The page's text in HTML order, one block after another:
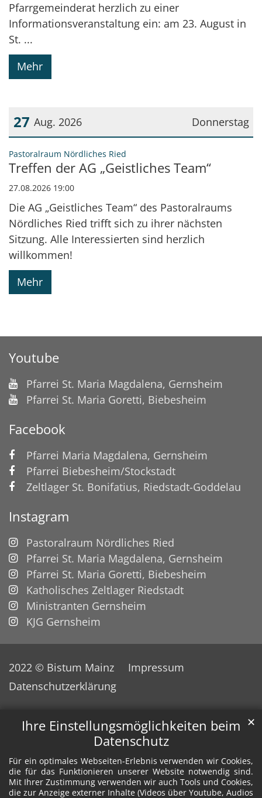
Ihre Einstellungsmöglichkeiten beim
Datenschutz
Für ein optimales Webseiten-Erlebnis verwenden wir Cookies,
die für das Funktionieren unserer Website notwendig sind.
Mit Ihrer Zustimmung verwenden wir auch Tools und Cookies,
die zur Anzeige externer Inhalte (Videos über Youtube, Audios
✕
Pfarrgemeinderat herzlich zu einer
Informationsveranstaltung ein: am 23. August in
St. ...
Mehr
Donnerstag
27 Aug. 2026
Datum: 27. August 2026
Pastoralraum Nördliches Ried
Treffen der AG „Geistliches Team“
27.08.2026 19:00
Die AG „Geistliches Team“ des Pastoralraums
Nördliches Ried trifft sich zu ihrer nächsten
Sitzung. Alle Interessierten sind herzlich
willkommen!
Mehr
Youtube
Pfarrei St. Maria Magdalena, Gernsheim
Pfarrei St. Maria Goretti, Biebesheim
Facebook
Pfarrei Maria Magdalena, Gernsheim
Pfarrei Biebesheim/Stockstadt
Zeltlager St. Bonifatius, Riedstadt-Goddelau
Instagram
Pastoralraum Nördliches Ried
Pfarrei St. Maria Magdalena, Gernsheim
Pfarrei St. Maria Goretti, Biebesheim
Katholisches Zeltlager Riedstadt
Ministranten Gernsheim
KJG Gernsheim
2022 © Bistum Mainz
Impressum
Datenschutzerklärung